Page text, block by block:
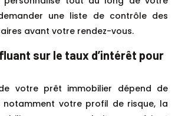
une liste de contrôle des
avant votre rendez-vous.
sur le taux d’intérêt pour
votre prêt immobilier dépend de
notamment votre profil de risque, la